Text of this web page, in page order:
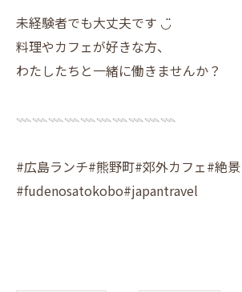
未経験者でも大丈夫です ◡̈
料理やカフェが好きな方、
わたしたちと一緒に働きませんか？
𓇠𓇠𓇠𓇠𓇠𓇠𓇠𓇠𓇠𓇠
#広島ランチ#熊野町#郊外カフェ#絶
#fudenosatokobo#japantravel